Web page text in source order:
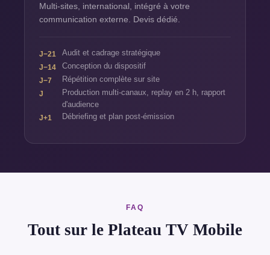
Multi-sites, international, intégré à votre
communication externe. Devis dédié.
J−21 Audit et cadrage stratégique
J−14 Conception du dispositif
J−7 Répétition complète sur site
J
Production multi-canaux, replay en 2 h, rapport
d'audience
J+1 Débriefing et plan post-émission
FAQ
Tout sur le Plateau TV Mobile